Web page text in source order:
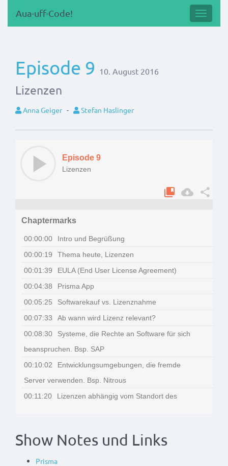
Aua-uff-Code!
Episode 9 10. August 2016
Lizenzen
Anna Geiger- Stefan Haslinger
Show Notes und Links
Prisma